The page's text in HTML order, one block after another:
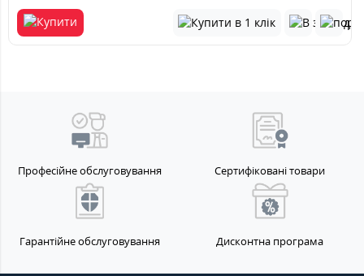
Професійне обслуговування Сертифіковані товари
Гарантійне обслуговування Дисконтна програма